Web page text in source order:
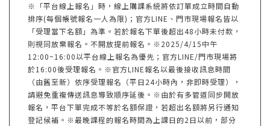
※「平台線上報名」時，線上購課系統將依訂單成立時間自動
排序(每個帳號報名一人為限)；官方LINE、門市現場報名皆以
「受理當下名額」為準。若於報名下單後超出48小時未付款，
則視同放棄報名。不開放提前報名。※2025/4/15中午
12:00~16:00以平台線上報名為優先；官方LINE/門市現場將
於16:00後受理報名。※官方LINE報名以最後接收訊息時間
（由舊至新）依序受理報名（平日24小時內，非即時受理），
請避免重複傳送訊息導致順序延後。※由於有多管道同步開放
報名，平台下單完成不等於名額保證，若超出名額將另行通知
登記候補。※最晚課程的報名時間為上課日的2日以前，部分